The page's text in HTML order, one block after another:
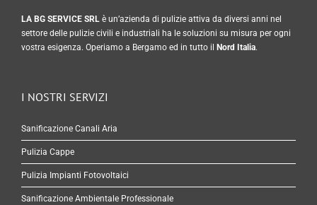
LA BG SERVICE SRLè un’azienda di pulizie attiva da diversi anni nel
settore delle pulizie civili e industriali ha le soluzioni su misura per ogni
vostra esigenza. Operiamo a Bergamo ed in tutto il
Nord Italia.
I NOSTRI SERVIZI
Sanificazione Canali Aria
Pulizia Cappe
Pulizia Impianti Fotovoltaici
Sanificazione Ambientale Professionale